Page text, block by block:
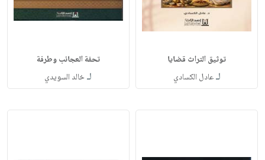
توثيق التراث قضايا
لـعادل الكسادي
تحفة العجائب وطرفة
لـخالد السويدي